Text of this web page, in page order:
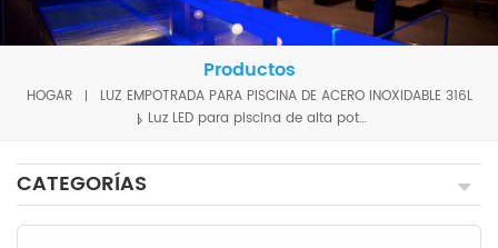
Productos
HOGAR
LUZ EMPOTRADA PARA PISCINA DE ACERO INOXIDABLE 316L
Luz LED para piscina de alta potencia con lente asimétrica Lámpara de un solo color Luz para piscina de 24V Lámparas subacuáticas LED RGBW-DMX512/RDM Luz LED de 48W
CATEGORÍAS